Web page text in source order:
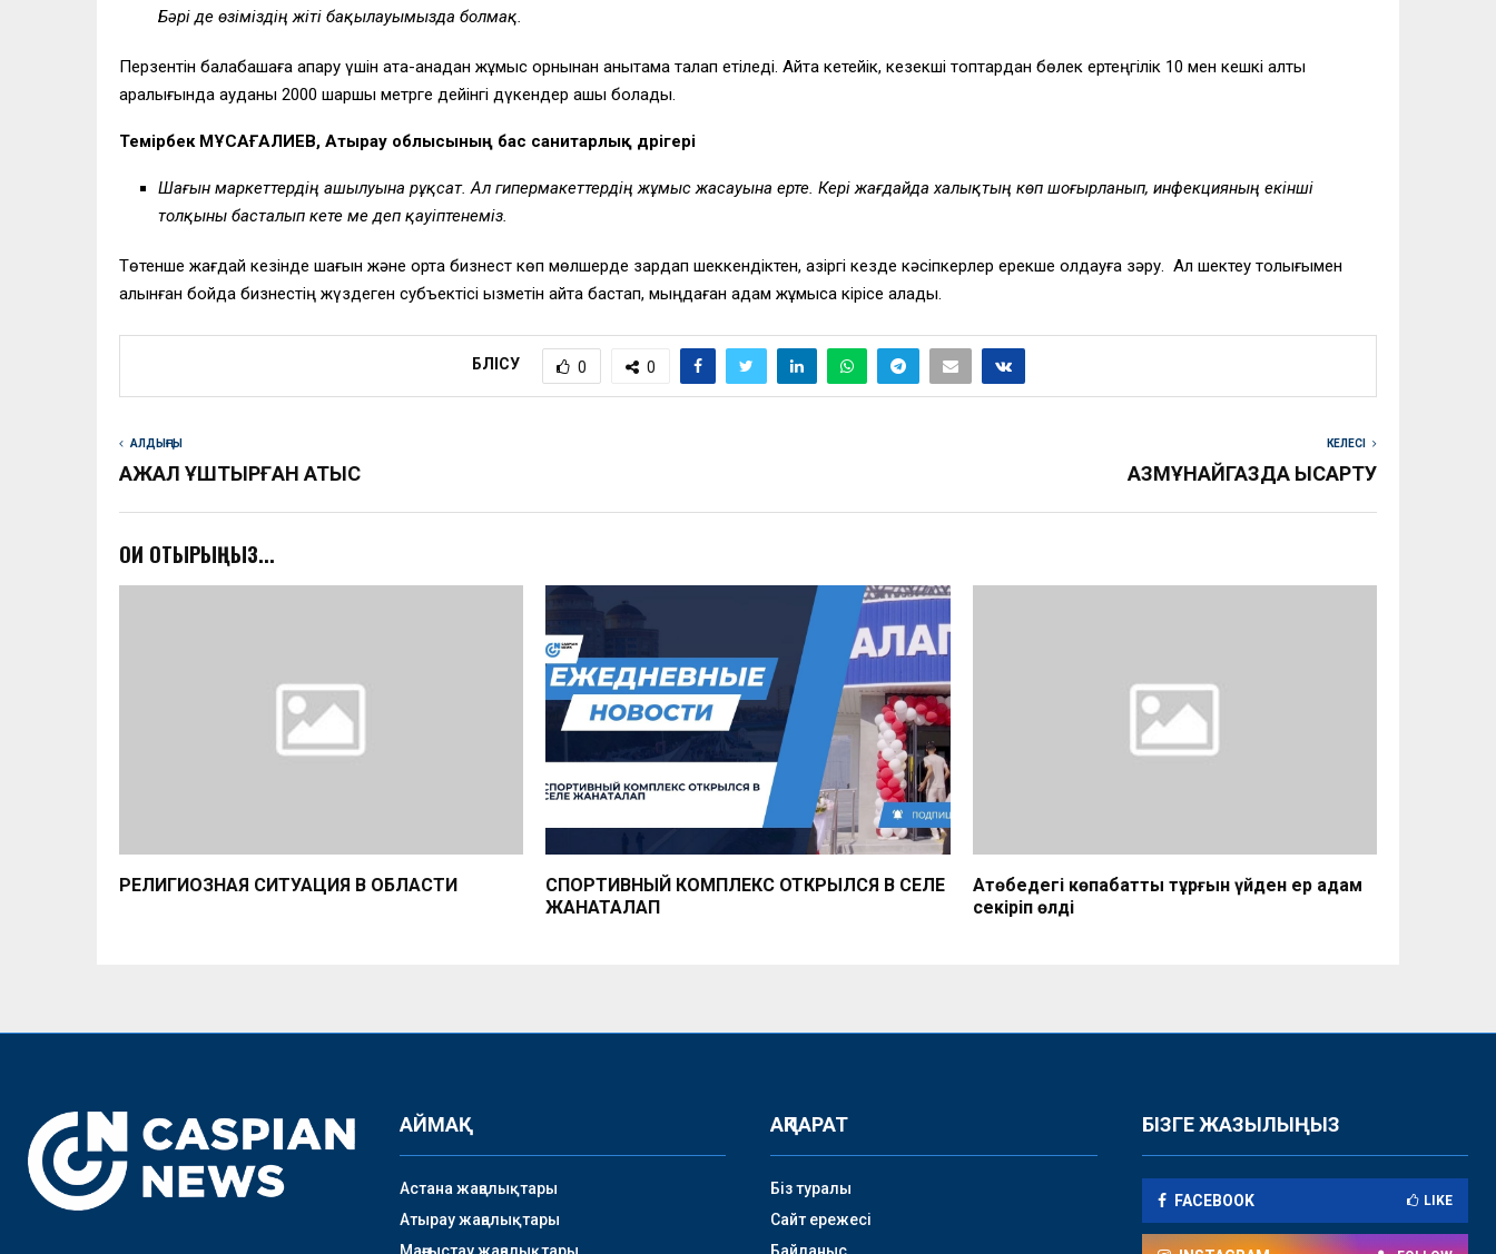
Бәрі де өзіміздің жіті бақылауымызда болмақ.
Перзентін балабақшаға апару үшін ата-анадан жұмыс орнынан анықтама талап етіледі. Айта кетейік, кезекші топтардан бөлек ертеңгілік 10 мен кешкі алты
аралығында ауданы 2000 шаршы метрге дейінгі дүкендер ашық болады.
Темірбек МҰСАҒАЛИЕВ, Атырау облысының бас санитарлық дәрігері
Шағын маркеттердің ашылуына рұқсат. Ал гипермакеттердің жұмыс жасауына ерте. Кері жағдайда халықтың көп шоғырланып, инфекцияның екінші
толқыны басталып кете ме деп қауіптенеміз.
Төтенше жағдай кезінде шағын және орта бизнест көп мөлшерде зардап шеккендіктен, қазіргі кезде кәсіпкерлер ерекше қолдауға зәру. Ал шектеу толығымен
алынған бойда бизнестің жүздеген субъектісі қызметін қайта бастап, мыңдаған адам жұмысқа кірісе алады.
БӨЛІСУ 0 0
АЛДЫҢҒЫ
АЖАЛ ҚҰШТЫРҒАН АТЫС
КЕЛЕСІ
ҚАЗМҰНАЙГАЗДА ҚЫСҚАРТУ
ОҚИ ОТЫРЫҢЫЗ...
РЕЛИГИОЗНАЯ СИТУАЦИЯ В ОБЛАСТИ
СПОРТИВНЫЙ КОМПЛЕКС ОТКРЫЛСЯ В СЕЛЕ
ЖАНАТАЛАП
Ақтөбедегі көпқабатты тұрғын үйден ер адам
секіріп өлді
АЙМАҚ
Астана жаңалықтары
Атырау жаңалықтары
Маңғыстау жаңалықтары
АҚПАРАТ
Біз туралы
Сайт ережесі
Байланыс
БІЗГЕ ЖАЗЫЛЫҢЫЗ
FACEBOOK LIKE